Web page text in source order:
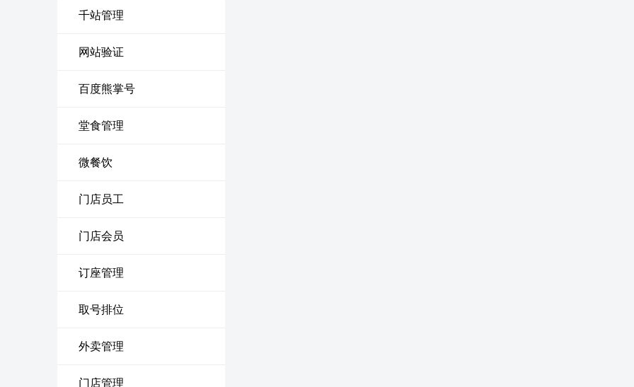
千站管理
网站验证
百度熊掌号
堂食管理
微餐饮
门店员工
门店会员
订座管理
取号排位
外卖管理
门店管理